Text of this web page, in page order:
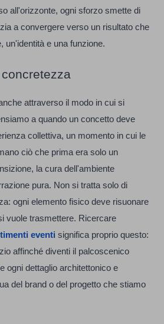
all'orizzonte, ogni sforzo smette di
a convergere verso un risultato che
un'identità e una funzione.
attraverso il modo in cui si
a quando un concetto deve
collettiva, un momento in cui le
ciò che prima era solo un
la cura dell'ambiente
pura. Non si tratta solo di
ogni elemento fisico deve risuonare
vuole trasmettere. Ricercare
eventi significa proprio questo:
affinché diventi il palcoscenico
ogni dettaglio architettonico e
del brand o del progetto che stiamo